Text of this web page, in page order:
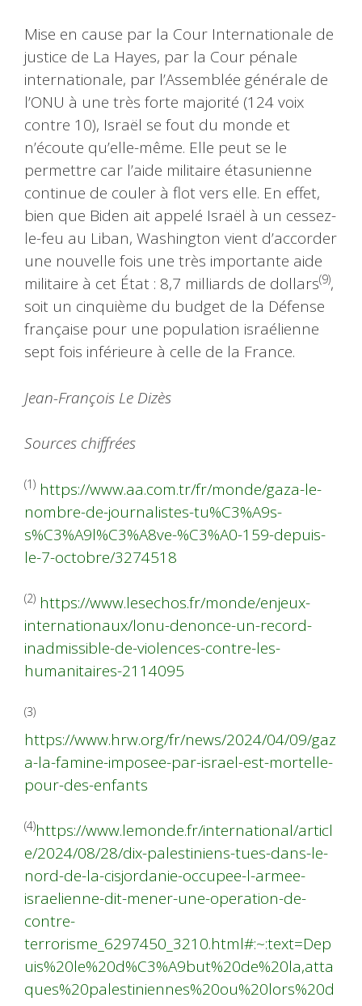
Mise en cause par la Cour Internationale de
justice de La Hayes, par la Cour pénale
internationale, par l’Assemblée générale de
l’ONU à une très forte majorité (124 voix
contre 10), Israël se fout du monde et
n’écoute qu’elle-même. Elle peut se le
permettre car l’aide militaire étasunienne
continue de couler à flot vers elle. En effet,
bien que Biden ait appelé Israël à un cessez-
le-feu au Liban, Washington vient d’accorder
une nouvelle fois une très importante aide
militaire à cet État : 8,7 milliards de dollars(9),
soit un cinquième du budget de la Défense
française pour une population israélienne
sept fois inférieure à celle de la France.
Jean-François Le Dizès
Sources chiffrées
(1) https://www.aa.com.tr/fr/monde/gaza-le-
nombre-de-journalistes-tu%C3%A9s-
s%C3%A9l%C3%A8ve-%C3%A0-159-depuis-
le-7-octobre/3274518
(2) https://www.lesechos.fr/monde/enjeux-
internationaux/lonu-denonce-un-record-
inadmissible-de-violences-contre-les-
humanitaires-2114095
(3)
https://www.hrw.org/fr/news/2024/04/09/gaz
a-la-famine-imposee-par-israel-est-mortelle-
pour-des-enfants
(4)https://www.lemonde.fr/international/articl
e/2024/08/28/dix-palestiniens-tues-dans-le-
nord-de-la-cisjordanie-occupee-l-armee-
israelienne-dit-mener-une-operation-de-
contre-
terrorisme_6297450_3210.html#:~:text=Dep
uis%20le%20d%C3%A9but%20de%20la,atta
ques%20palestiniennes%20ou%20lors%20d